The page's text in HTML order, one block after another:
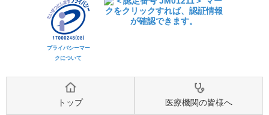
プライバシーマー
クについて
トップ 医療機関の皆様へ